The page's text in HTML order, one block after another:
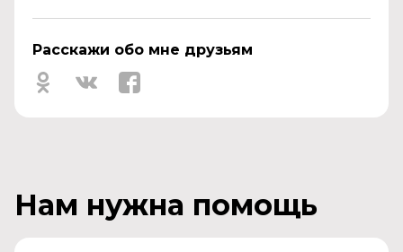
Расскажи обо мне друзьям
Нам нужна помощь